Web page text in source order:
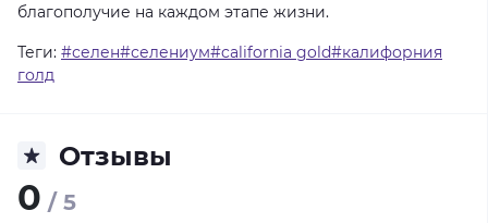
благополучие на каждом этапе жизни.
Теги: #селен#селениум#california gold#калифорния
голд
Отзывы
0 / 5